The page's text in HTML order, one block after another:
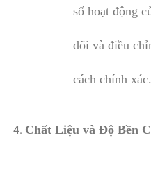
số hoạt động
dõi và điều
cách chính xác.
Chất Liệu và Độ Bền